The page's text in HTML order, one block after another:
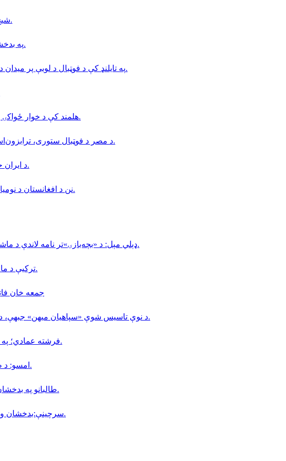
شيخ حسينه: بنګله دېش ته ستنېږم او محاكمې ته ځان سپارم.
په بدخشان كې د طلوع نيوز خبريال د طالبانو له لوري نيول شوى.
په تایلنډ کې د فوټبال د لوبې پر میدان د تندر پرېوتو له امله یوه لوبغاړي خپل ژوند له لاسه ورکړی.
هلمند كې د خوار ځواكۍ بحران؛ د درملنې مركزونه د ناروغانو له ګڼې ګوڼې ډک دي.
د مصر د فوټبال ستوری، ترابزون‌اسپور د ترکیې له کلب سره د یوځای کېدو په درشل کې دی.
د ایران حکومت د خزر سمندر د کنوانسیون لایحه پارلمان ته لېږلې.
نن د افغانستان د نوميالي فرهنګي شخصيت استاد عبداللّه عاطفي پنځم تلين دى.
ډېلي مېل: د «بچه‌بازۍ»تر نامه لاندې د ماشومانو ناوړه ګټه اخیستنه لا هم په افغانستان کې دوام لري.
تركيې د مالدارۍ په برخه كې (٢٠) زره افغانانو ته كاري ويزې وركړې.
جمعه خان فاتح څوک دی
د نوې تاسیس شوې «سپاهیان میهن» جبهې، د افغانستان د لومړۍ ولسوالۍ د سقوط په اړه نوې اعلامیه.
فرشته عمادي؛ په کابل کې د ملګرو ملتونو د سازمان کارکوونکې وژل شوې.
امسو: د طالبانو په زندانونو كې دا مهال ٨ افغان خبريالان بنديان دي.
طالبانو په بدخشان كې خپل پخوانى سيمه ييز قوماندان «جمعه خان » نيولى.
سرچینې:بدخشان ولایت کې د جمعه خان فاتح پوځي فعالیتونه زیات شوي دي.